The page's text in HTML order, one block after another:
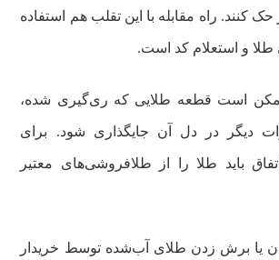
کنند. راه مقابله با این تقلب هم استفاده
طلا و استعلام کد است.
است قطعه طلایی که ری‌گیری شده،
دیگر در دل آن جایگذاری شود. برای
باید طلا را از طلافروشی‌های معتیر
یا برش زدن طلای آب‌شده توسط خریدار